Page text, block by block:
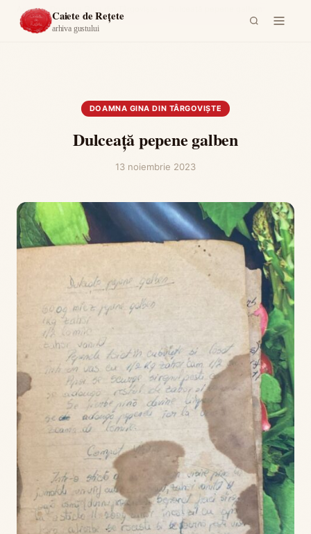
Caiete de Rețete
arhiva gustului
Acasă ›
DOAMNA GINA DIN TÂRGOVIȘTE
Dulceață pepene galben
13 noiembrie 2023